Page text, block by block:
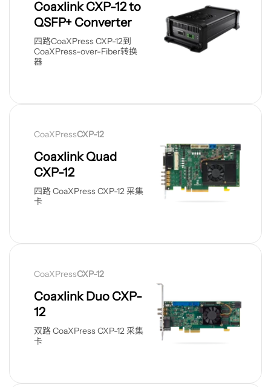
Coaxlink CXP-12 to
QSFP+ Converter
四路CoaXPress CXP-12到
CoaXPress-over-Fiber转换
器
查
CoaXPressCXP-12
Coaxlink Quad
CXP-12
四路 CoaXPress CXP-12 采集
卡
查
CoaXPressCXP-12
Coaxlink Duo CXP-
12
双路 CoaXPress CXP-12 采集
卡